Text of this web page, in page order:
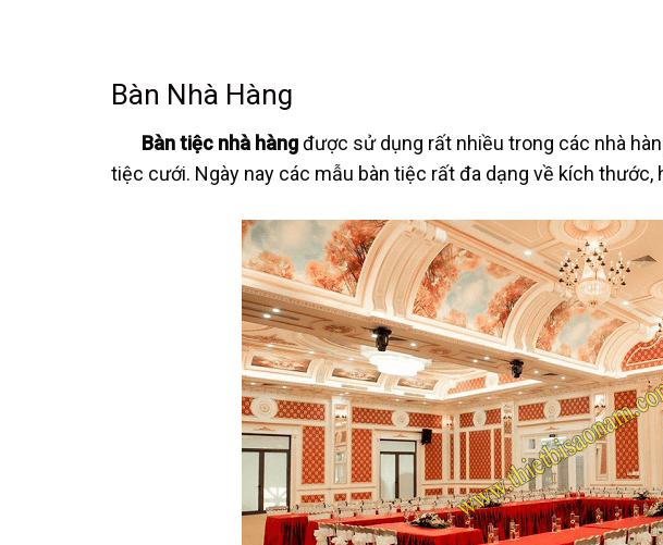
Bàn Nhà Hàng
Bàn tiệc nhà hàngđược sử dụng rất nhiều trong các nhà
tiệc cưới. Ngày nay các mẫu bàn tiệc rất đa dạng về kích thước,